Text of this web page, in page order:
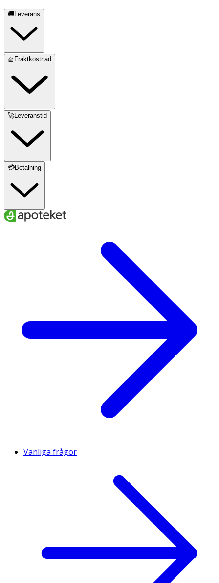
🚚Leverans
🧺Fraktkostnad
🚀Leveranstid
💳Betalning
Vanliga frågor